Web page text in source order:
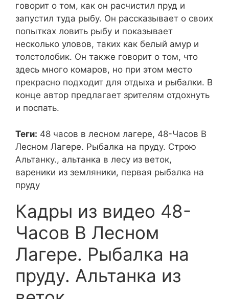
говорит о том, как он расчистил пруд и
запустил туда рыбу. Он рассказывает о своих
попытках ловить рыбу и показывает
несколько уловов, таких как белый амур и
толстолобик. Он также говорит о том, что
здесь много комаров, но при этом место
прекрасно подходит для отдыха и рыбалки. В
конце автор предлагает зрителям отдохнуть
и поспать.
Теги: 48 часов в лесном лагере, 48-Часов В
Лесном Лагере. Рыбалка на пруду. Строю
Альтанку., альтанка в лесу из веток,
вареники из земляники, первая рыбалка на
пруду
Кадры из видео 48-
Часов В Лесном
Лагере. Рыбалка на
пруду. Альтанка из